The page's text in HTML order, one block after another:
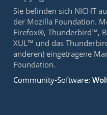
Sie befinden sich NICHT
der Mozilla Foundation.
Firefox®, Thunderbird™,
XUL™ und das
anderen) eingetragene
Foundation.
Community-Software: